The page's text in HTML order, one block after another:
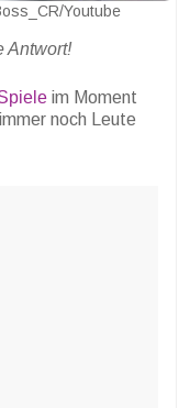
Youtube
Antwort!
im Moment
noch Leute